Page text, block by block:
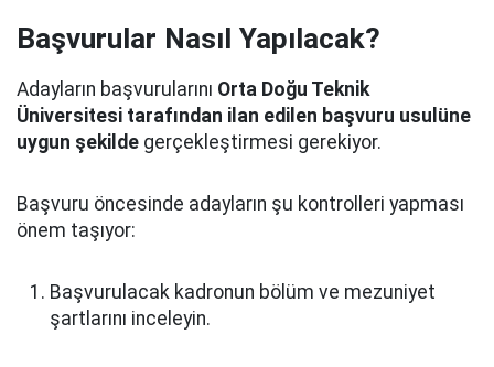
Başvurular Nasıl Yapılacak?
Adayların başvurularını Orta Doğu Teknik
Üniversitesi tarafından ilan edilen başvuru usulüne
uygun şekilde gerçekleştirmesi gerekiyor.
Başvuru öncesinde adayların şu kontrolleri yapması
önem taşıyor:
Başvurulacak kadronun bölüm ve mezuniyet
şartlarını inceleyin.